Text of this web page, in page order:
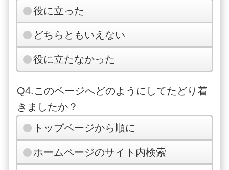
役に立った
どちらともいえない
役に立たなかった
Q4.このページへどのようにしてたどり着
きましたか？
トップページから順に
ホームページのサイト内検索